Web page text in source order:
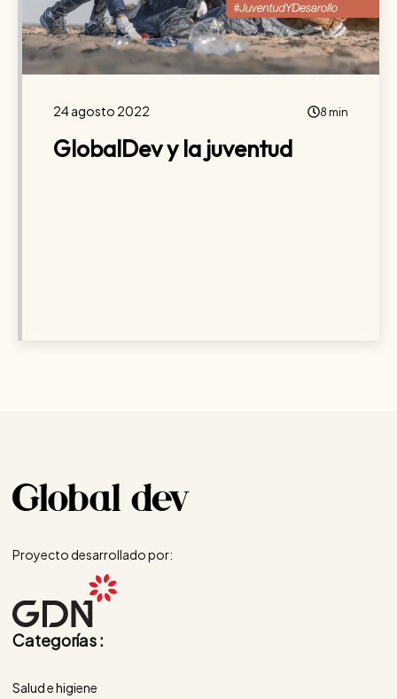
24 agosto 2022 8 min
GlobalDev y la juventud
Proyecto desarrollado por:
Categorías :
Salud e higiene